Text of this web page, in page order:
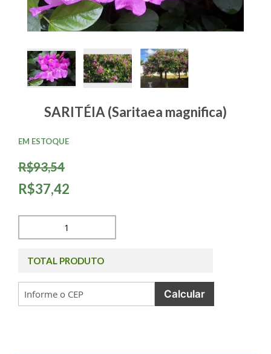
SARITÉIA (Saritaea magnifica)
R$93,54
R$37,42
EM ESTOQUE
TOTAL PRODUTO
Calcular